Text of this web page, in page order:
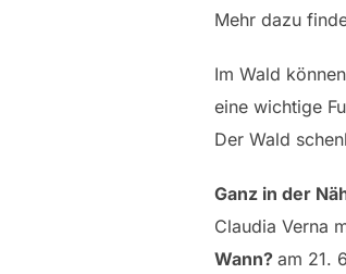
Mehr dazu
Im Wald
eine wichtige
Der Wald
Ganz in der
Claudia Verna
Wann? am 21.